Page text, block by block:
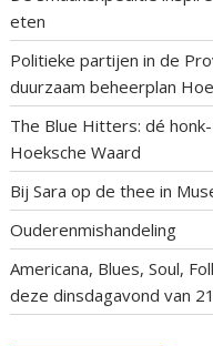
eten
Politieke partijen in de
duurzaam beheerplan
The Blue Hitters: dé
Hoeksche Waard
Bij Sara op de thee in
Ouderenmishandeling
Americana, Blues, Soul,
deze dinsdagavond van